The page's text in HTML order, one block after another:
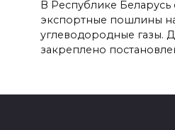
В Республике
экспортные пошлины
углеводородные газы.
закреплено